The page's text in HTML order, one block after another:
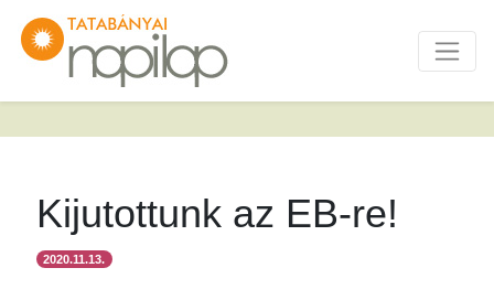
Kijutottunk az EB-re!
2020.11.13.